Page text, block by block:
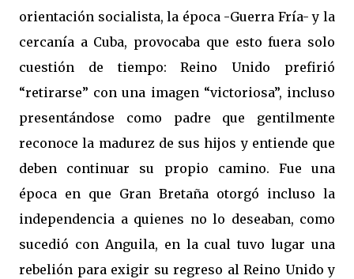
orientación socialista, la época -Guerra Fría- y la
cercanía a Cuba, provocaba que esto fuera solo
cuestión de tiempo: Reino Unido prefirió
“retirarse” con una imagen “victoriosa”, incluso
presentándose como padre que gentilmente
reconoce la madurez de sus hijos y entiende que
deben continuar su propio camino. Fue una
época en que Gran Bretaña otorgó incluso la
independencia a quienes no lo deseaban, como
sucedió con Anguila, en la cual tuvo lugar una
rebelión para exigir su regreso al Reino Unido y